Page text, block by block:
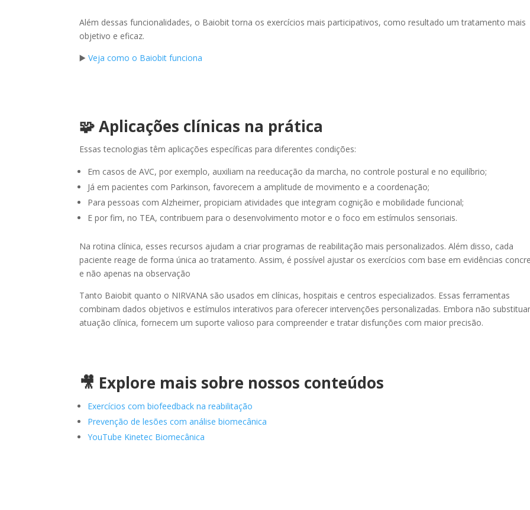
Além dessas funcionalidades, o Baiobit torna os exercícios mais participativos, como resultado um tratamento mais
objetivo e eficaz.
▶️Veja como o Baiobit funciona
🧩 Aplicações clínicas na prática
Essas tecnologias têm aplicações específicas para diferentes condições:
Em casos de AVC, por exemplo, auxiliam na reeducação da marcha, no controle postural e no equilíbrio;
Já em pacientes com Parkinson, favorecem a amplitude de movimento e a coordenação;
Para pessoas com Alzheimer, propiciam atividades que integram cognição e mobilidade funcional;
E por fim, no TEA, contribuem para o desenvolvimento motor e o foco em estímulos sensoriais.
Na rotina clínica, esses recursos ajudam a criar programas de reabilitação mais personalizados. Além disso, cada
paciente reage de forma única ao tratamento. Assim, é possível ajustar os exercícios com base em evidências
e não apenas na observação
Tanto Baiobit quanto o NIRVANA são usados em clínicas, hospitais e centros especializados. Essas ferramentas
combinam dados objetivos e estímulos interativos para oferecer intervenções personalizadas. Embora não
atuação clínica, fornecem um suporte valioso para compreender e tratar disfunções com maior precisão.
🎥 Explore mais sobre nossos conteúdos
Exercícios com biofeedback na reabilitação
Prevenção de lesões com análise biomecânica
YouTube Kinetec Biomecânica